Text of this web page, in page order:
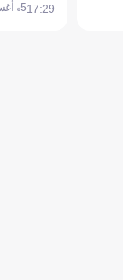
17:295 أغسطس 2026